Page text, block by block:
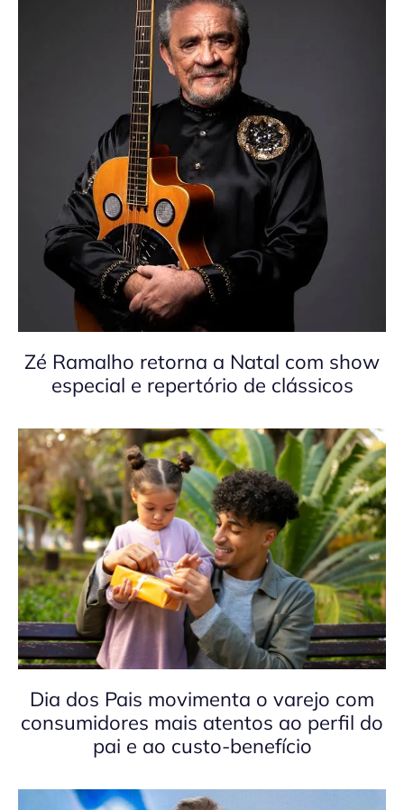
Zé Ramalho retorna a Natal com show
especial e repertório de clássicos
Dia dos Pais movimenta o varejo com
consumidores mais atentos ao perfil do
pai e ao custo-benefício